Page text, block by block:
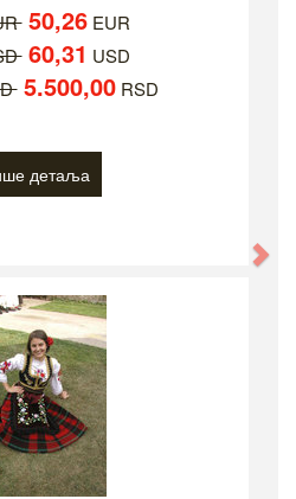
50,26EUR
60,31 USD
5.500,00RSD
детаља